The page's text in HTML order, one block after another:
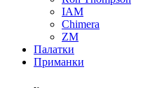
IAM
Chimera
ZM
Палатки
Приманки